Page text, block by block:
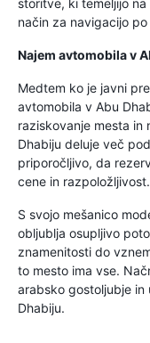
storitve, ki temeljijo
način za navigacijo po
Najem avtomobila v
Medtem ko je javni
avtomobila v Abu
raziskovanje mesta in
Dhabiju deluje več
priporočljivo, da
cene in razpoložljivost.
S svojo mešanico
obljublja osupljivo
znamenitosti do
to mesto ima vse.
arabsko gostoljubje in
Dhabiju.